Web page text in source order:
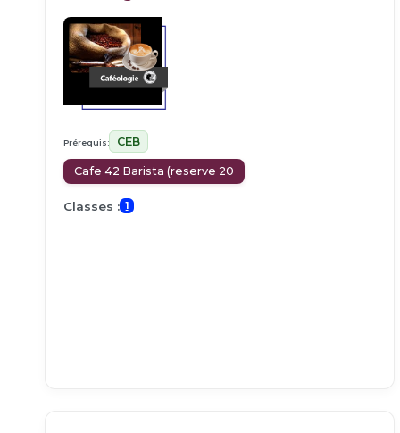
Prérequis: CEB
Cafe 42 Barista (reserve 20
Classes : 1